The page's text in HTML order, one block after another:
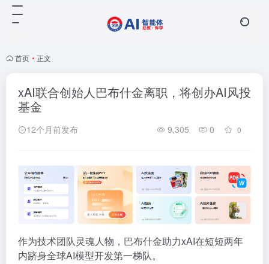
首页 • 正文
xAI联合创始人巴布什金离职，将创办AI风投
基金
12个月前发布 9,305 0 0
作为技术团队灵魂人物，巴布什金助力xAI在短短两年
内跻身全球AI模型开发第一梯队。